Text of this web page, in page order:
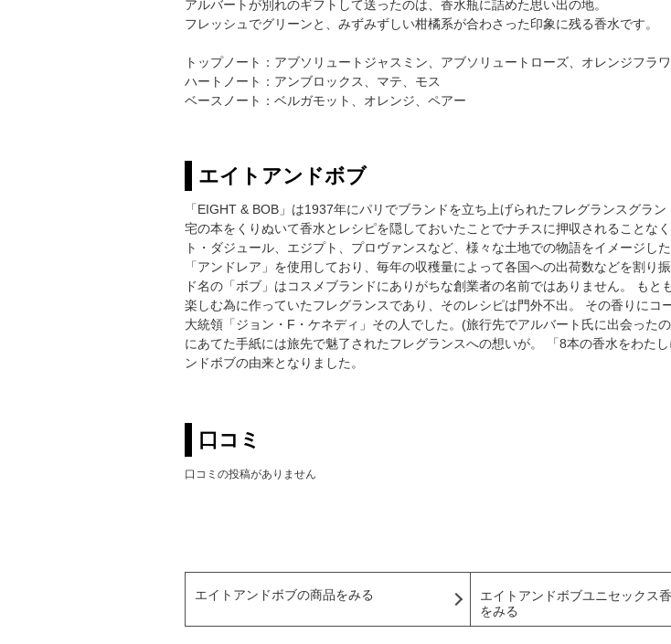
アルバートが別れのギフトして送ったのは、香水瓶に詰めた思い出の地。
フレッシュでグリーンと、みずみずしい柑橘系が合わさった印象に残る香水です。
トップノート：アブソリュートジャスミン、アブソリュートローズ、オレンジフラ
ハートノート：アンブロックス、マテ、モス
ベースノート：ベルガモット、オレンジ、ペアー
エイトアンドボブ
「EIGHT & BOB」は1937年にパリでブランドを立ち上げられたフレグランスグラ
宅の本をくりぬいて香水とレシピを隠しておいたことでナチスに押収されることな
ト・ダジュール、エジプト、プロヴァンスなど、様々な土地での物語をイメージし
「アンドレア」を使用しており、毎年の収穫量によって各国への出荷数などを割
ド名の「ボブ」はコスメブランドにありがちな創業者の名前ではありません。 も
楽しむ為に作っていたフレグランスであり、そのレシピは門外不出。 その香りに
大統領「ジョン・F・ケネディ」その人でした。(旅行先でアルバート氏に出会った
にあてた手紙には旅先で魅了されたフレグランスへの想いが。 「8本の香水をわた
ンドボブの由来となりました。
口コミ
口コミの投稿がありません
エイトアンドボブの商品をみる
エイトアンドボブユニセックス
をみる